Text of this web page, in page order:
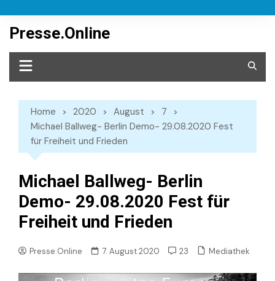
content
Presse.Online
Home 2020 August
7
Michael Ballweg- Berlin Demo- 29.08.2020 Fest
für Freiheit und Frieden
Michael Ballweg- Berlin
Demo- 29.08.2020 Fest für
Freiheit und Frieden
Presse.Online 7. August 2020 23 Mediathek